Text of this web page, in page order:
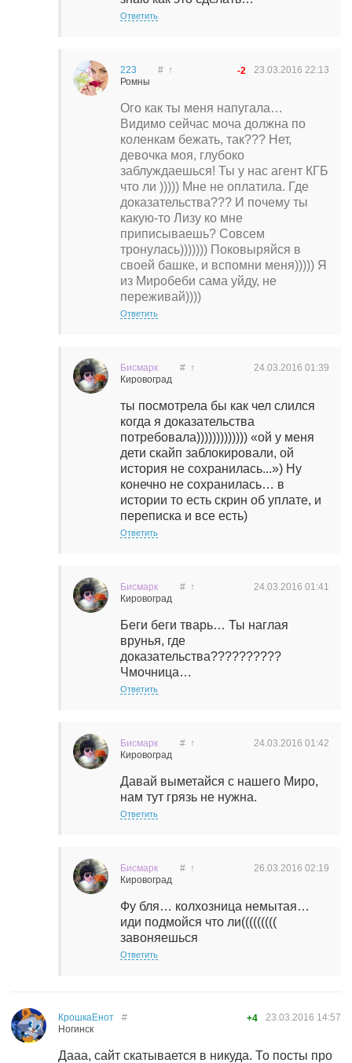
Ответить
223
Ромны
23.03.2016 22:13
# ↑ -2
Ого как ты меня напугала…
Видимо сейчас моча должна по
коленкам бежать, так??? Нет,
девочка моя, глубоко
заблуждаешься! Ты у нас агент КГБ
что ли ))))) Мне не оплатила. Где
доказательства??? И почему ты
какую-то Лизу ко мне
приписываешь? Совсем
тронулась))))))) Поковыряйся в
своей башке, и вспомни меня))))) Я
из Миробеби сама уйду, не
переживай))))
Ответить
Бисмарк
Кировоград
24.03.2016 01:39
# ↑
ты посмотрела бы как чел слился
когда я доказательства
потребовала))))))))))))) «ой у меня
дети скайп заблокировали, ой
история не сохранилась...») Ну
конечно не сохранилась… в
истории то есть скрин об уплате, и
переписка и все есть)
Ответить
Бисмарк
Кировоград
24.03.2016 01:41
# ↑
Беги беги тварь… Ты наглая
врунья, где
доказательства??????????
Чмочница…
Ответить
Бисмарк
Кировоград
24.03.2016 01:42
# ↑
Давай выметайся с нашего Миро,
нам тут грязь не нужна.
Ответить
Бисмарк
Кировоград
26.03.2016 02:19
# ↑
Фу бля… колхозница немытая…
иди подмойся что ли(((((((((
завоняешься
Ответить
КрошкаЕнот
Ногинск
23.03.2016 14:57
# +4
Дааа, сайт скатывается в никуда. То посты про